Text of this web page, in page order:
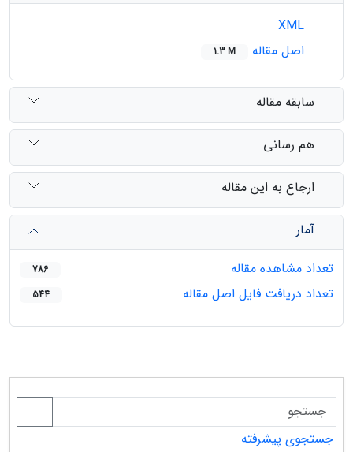
اصل مقاله
1.3 M
سابقه مقاله
هم رسانی
ارجاع به این مقاله
آمار
تعداد مشاهده مقاله
786
تعداد دریافت فایل اصل مقاله 544
جستجوی پیشرفته